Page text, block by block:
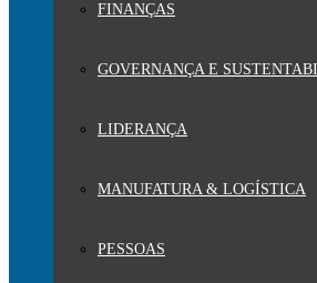
FINANÇAS
GOVERNANÇA E
LIDERANÇA
MANUFATURA & LOGÍSTICA
PESSOAS